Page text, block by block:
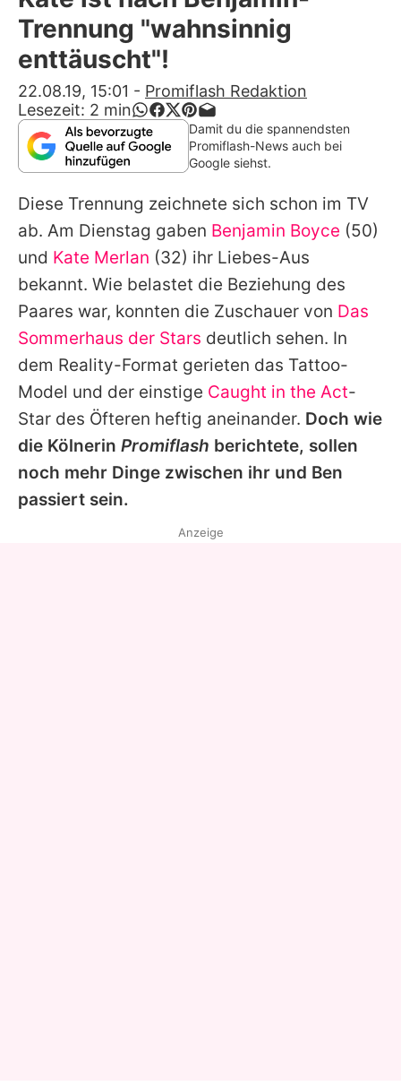
Alle Themen auf Promiflash
App runterladen
Team
Redaktionelle Richtlinien
Impressum
Datenschutzerklärung
Nutzungsbedingungen
Utiq verwalten
Trennung "wahnsinnig
enttäuscht"!
22.08.19, 15:01 - Promiflash Redaktion
Lesezeit: 2 min
Damit du die spannendsten
Promiflash-News auch bei
Google siehst.
Diese Trennung zeichnete sich schon im TV
ab. Am Dienstag gaben Benjamin Boyce (50)
und Kate Merlan (32) ihr Liebes-Aus
bekannt. Wie belastet die Beziehung des
Paares war, konnten die Zuschauer von Das
Sommerhaus der Stars deutlich sehen. In
dem Reality-Format gerieten das Tattoo-
Model und der einstige Caught in the Act-
Star des Öfteren heftig aneinander. Doch wie
die Kölnerin Promiflash berichtete, sollen
noch mehr Dinge zwischen ihr und Ben
passiert sein.
Anzeige